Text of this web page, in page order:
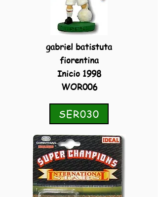
gabriel batistuta
fiorentina
Inicio 1998
WOR006
SER030